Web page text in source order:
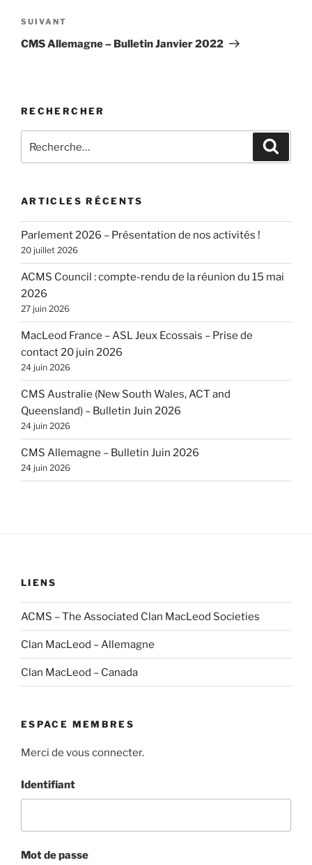
Article
suivant
SUIVANT
CMS Allemagne – Bulletin Janvier 2022
RECHERCHER
pour
ARTICLES RÉCENTS
Parlement 2026 – Présentation de nos activités !
20 juillet 2026
ACMS Council : compte-rendu de la réunion du 15 mai
2026
27 juin 2026
MacLeod France – ASL Jeux Ecossais – Prise de
contact 20 juin 2026
24 juin 2026
CMS Australie (New South Wales, ACT and
Queensland) – Bulletin Juin 2026
24 juin 2026
CMS Allemagne – Bulletin Juin 2026
24 juin 2026
LIENS
ACMS – The Associated Clan MacLeod Societies
Clan MacLeod – Allemagne
Clan MacLeod – Canada
ESPACE MEMBRES
Merci de vous connecter.
Identifiant
Mot de passe